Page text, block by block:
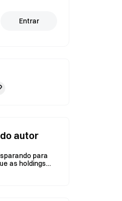
Entrar
autor
para
as holdings
aumentam